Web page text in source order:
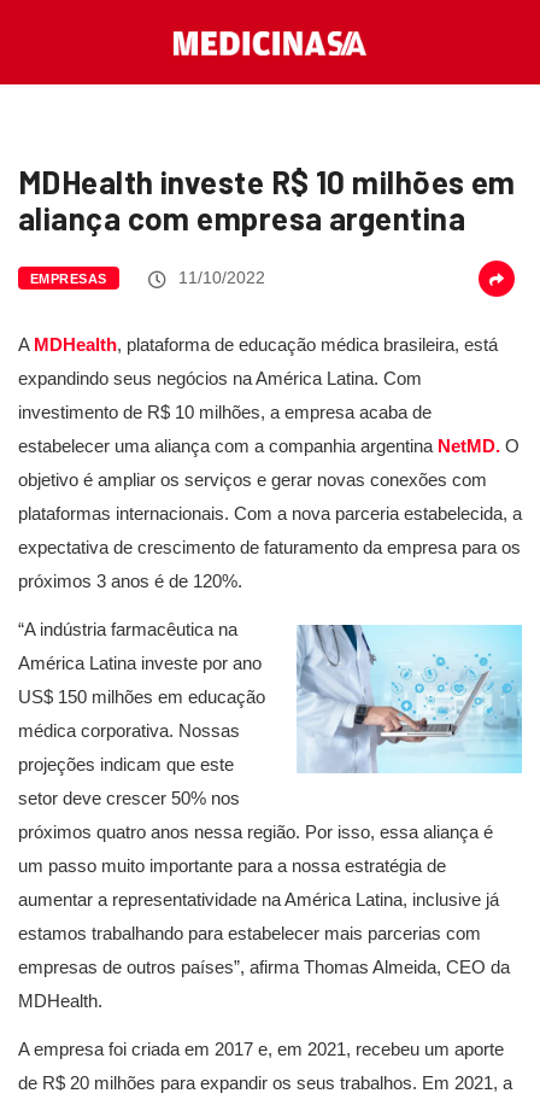
MDHealth investe R$ 10 milhões em
aliança com empresa argentina
EMPRESAS 11/10/2022
A MDHealth, plataforma de educação médica brasileira, está
expandindo seus negócios na América Latina. Com
investimento de R$ 10 milhões, a empresa acaba de
estabelecer uma aliança com a companhia argentina NetMD. O
objetivo é ampliar os serviços e gerar novas conexões com
plataformas internacionais. Com a nova parceria estabelecida, a
expectativa de crescimento de faturamento da empresa para os
próximos 3 anos é de 120%.
“A indústria farmacêutica na
América Latina investe por ano
US$ 150 milhões em educação
médica corporativa. Nossas
projeções indicam que este
setor deve crescer 50% nos
próximos quatro anos nessa região. Por isso, essa aliança é
um passo muito importante para a nossa estratégia de
aumentar a representatividade na América Latina, inclusive já
estamos trabalhando para estabelecer mais parcerias com
empresas de outros países”, afirma Thomas Almeida, CEO da
MDHealth.
A empresa foi criada em 2017 e, em 2021, recebeu um aporte
de R$ 20 milhões para expandir os seus trabalhos. Em 2021, a